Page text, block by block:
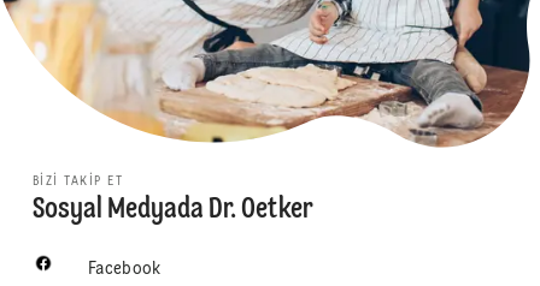
BIZI TAKIP ET
Sosyal Medyada Dr. Oetker
Facebook